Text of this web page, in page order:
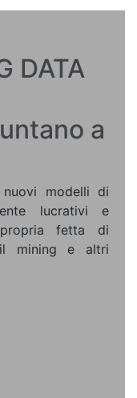
DATA
a
modelli di
lucrativi e
fetta di
mining e altri